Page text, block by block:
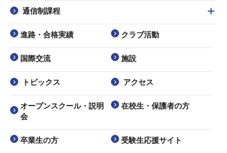
通信制課程
進路・合格実績 クラブ活動
国際交流 施設
トピックス アクセス
オープンスクール・説明
会
在校生・保護者の方
卒業生の方 受験生応援サイト